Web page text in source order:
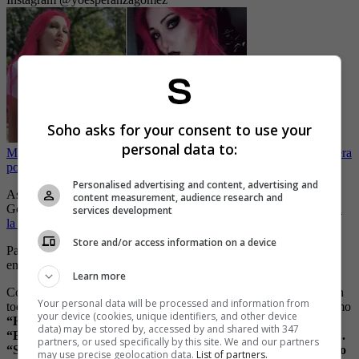
Modelo de OnlyFans se graba de manera erótica en Disney y genera
polémica
Así lo dejó en evidencia recientemente, luego de que Esperanza
Gómez aprovechara su perfil,para dejar ver una candente foto con
la que incluso generó suspiros.
Para la foto, posó ante la cámara con muy poca ropa, mientras se
encontraba sobre su cama, dañando así la imaginación de muchos.
Con la foto, además de robarse las miradas, provocó que le dejaran
toda clase de comentarios entre los que se pueden leer halagos como
“Hermosa y espectacular”... “Mamacita”... “Divina mujer”...
“Eres lo más bello y sexy”... “Parece un angelito durmiendo”...
“Sueña conmigo”... “Llego a mi casa y te veo así en la cama , lo
Soho asks for your consent to use your
personal data to:
Personalised advertising and content, advertising and
content measurement, audience research and
services development
Store and/or access information on a device
Learn more
Your personal data will be processed and information from
your device (cookies, unique identifiers, and other device
data) may be stored by, accessed by and shared with 347
partners, or used specifically by this site. We and our partners
may use precise geolocation data. List of partners.